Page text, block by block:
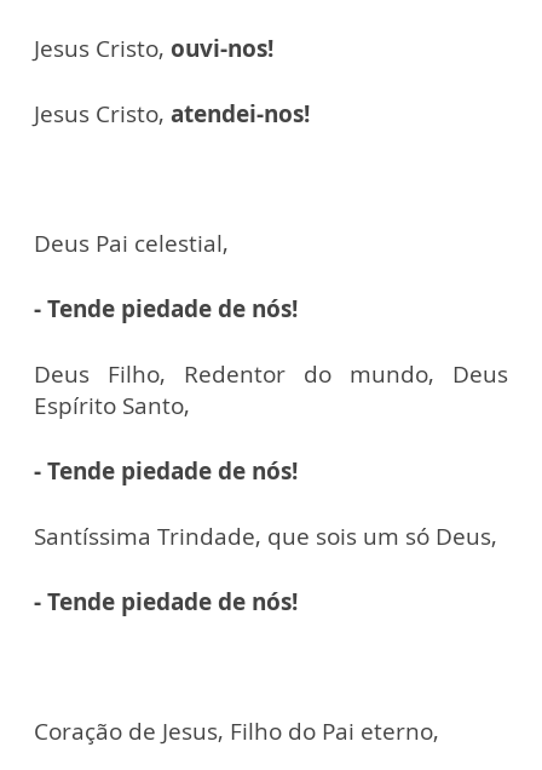
Jesus Cristo, ouvi-nos!
Jesus Cristo, atendei-nos!
Deus Pai celestial,
- Tende piedade de nós!
Deus Filho, Redentor do mundo, Deus
Espírito Santo,
- Tende piedade de nós!
Santíssima Trindade, que sois um só Deus,
- Tende piedade de nós!
Coração de Jesus, Filho do Pai eterno,